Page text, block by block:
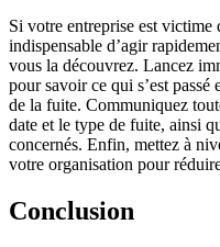
Si votre entreprise est victime
indispensable d’agir
vous la découvrez. Lancez
pour savoir ce qui s’est
de la fuite. Communiquez
date et le type de fuite, ainsi
concernés. Enfin, mettez à
votre organisation pour
Conclusion